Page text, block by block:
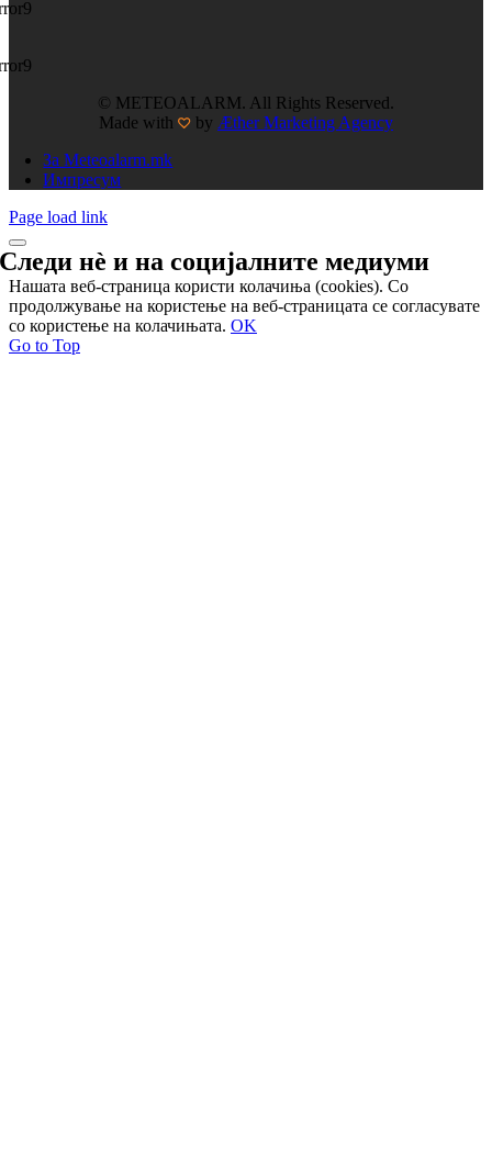
© METEOALARM. All Rights Reserved.
Made with
by Æther Marketing Agency
За Meteoalarm.mk
Импресум
Page load link
Следи нѐ и насоцијалните медиуми
Нашата веб-страница користи колачиња (cookies). Со
продолжување на користење на веб-страницата се согласувате
со користење на колачињата. OK
Go to Top